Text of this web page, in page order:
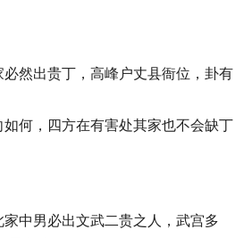
必然出贵丁，高峰户丈县衙位，卦有
何，四方在有害处其家也不会缺丁
中男必出文武二贵之人，武宫多